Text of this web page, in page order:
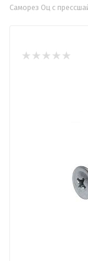
Саморез Оц с